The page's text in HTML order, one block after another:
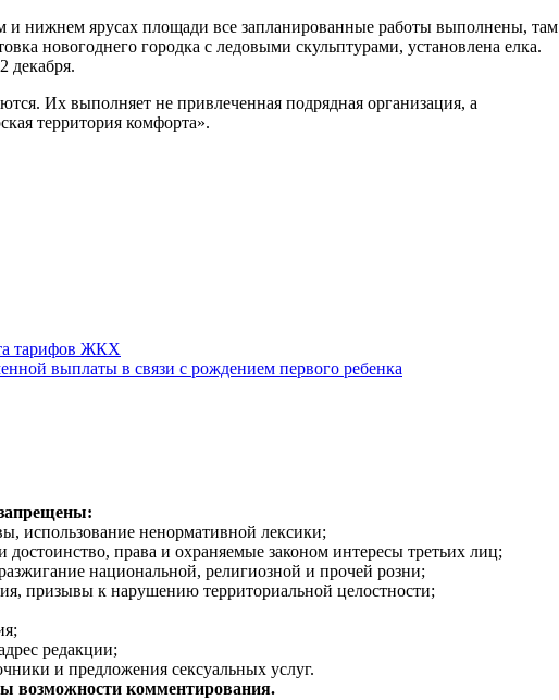
и нижнем ярусах площади все запланированные работы выполнены, там
новогоднего городка с ледовыми скульптурами, установлена елка.
декабря.
Их выполняет не привлеченная подрядная организация, а
территория комфорта».
тарифов ЖКХ
выплаты в связи с рождением первого ребенка
использование ненормативной лексики;
достоинство, права и охраняемые законом интересы третьих лиц;
национальной, религиозной и прочей розни;
призывы к нарушению территориальной целостности;
редакции;
и предложения сексуальных услуг.
возможности комментирования.